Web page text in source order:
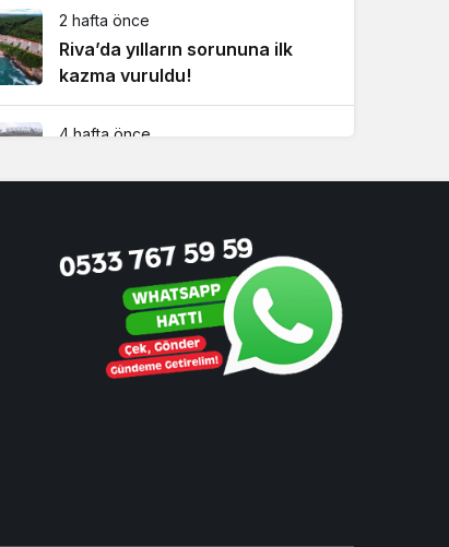
2 hafta önce
Riva’da yılların sorununa ilk
kazma vuruldu!
4 hafta önce
1 hafta önce
Beykoz’da şehit taksicinin adını
taşıyan durağa İBB zulmü!